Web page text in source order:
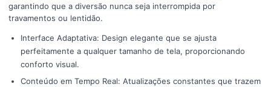
garantindo que a diversão nunca seja interrompida por
travamentos ou lentidão.
Interface Adaptativa: Design elegante que se ajusta
perfeitamente a qualquer tamanho de tela, proporcionando
conforto visual.
Conteúdo em Tempo Real: Atualizações constantes que trazem